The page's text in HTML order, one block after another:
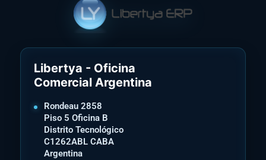
Libertya - Oficina
Comercial Argentina
Rondeau 2858
Piso 5 Oficina B
Distrito Tecnológico
C1262ABL CABA
Argentina